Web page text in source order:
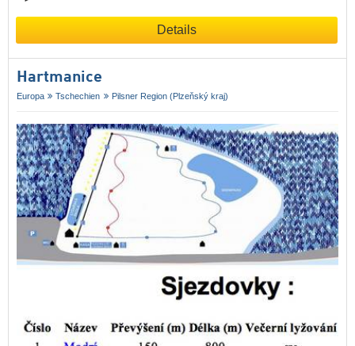
Details
Hartmanice
Europa Tschechien Pilsner Region (Plzeňský kraj)